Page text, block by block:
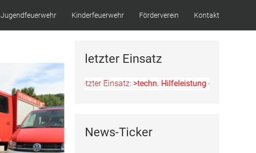
Jugendfeuerwehr Kinderfeuerwehr Förderverein Kontakt
letzter Einsatz
Letzter Einsatz:>techn. Hilfeleistung - Ölspur<
News-Ticker